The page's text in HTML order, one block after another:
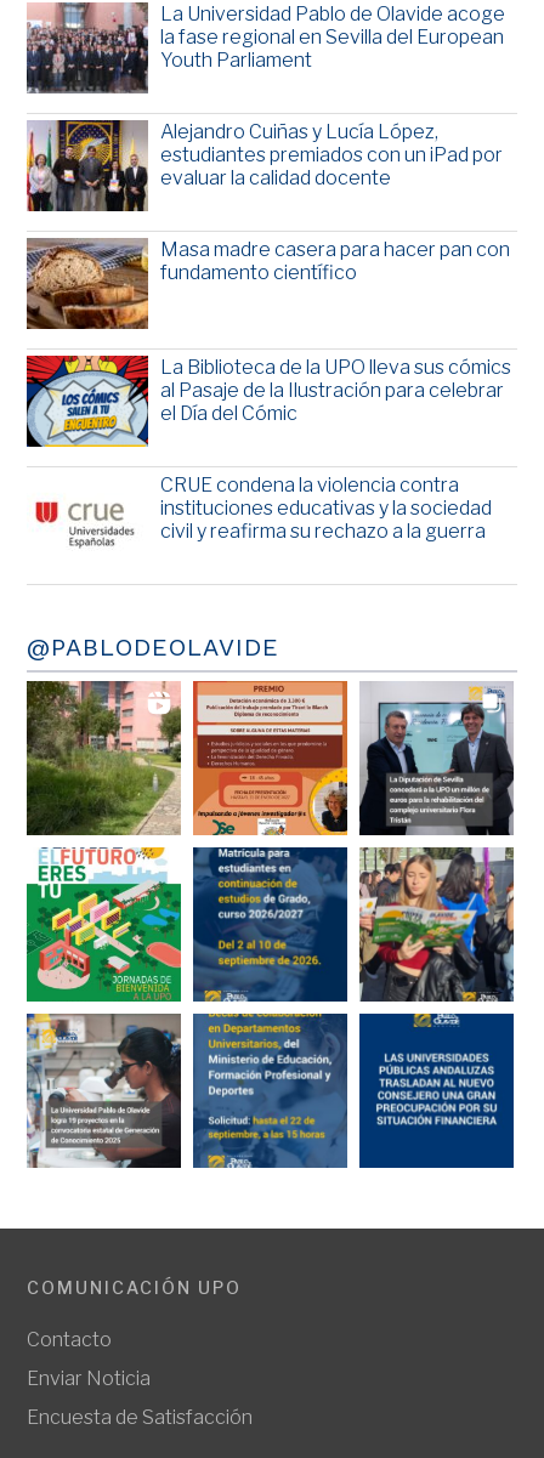
La Universidad Pablo de Olavide acoge
la fase regional en Sevilla del European
Youth Parliament
Alejandro Cuiñas y Lucía López,
estudiantes premiados con un iPad por
evaluar la calidad docente
Masa madre casera para hacer pan con
fundamento científico
La Biblioteca de la UPO lleva sus cómics
al Pasaje de la Ilustración para celebrar
el Día del Cómic
CRUE condena la violencia contra
instituciones educativas y la sociedad
civil y reafirma su rechazo a la guerra
@PABLODEOLAVIDE
COMUNICACIÓN UPO
Contacto
Enviar Noticia
Encuesta de Satisfacción